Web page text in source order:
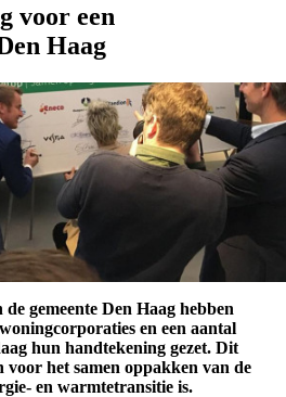
voor een
Haag
gemeente Den Haag hebben
en een aantal
hun handtekening gezet. Dit
voor het samen oppakken van de
en warmtetransitie is.